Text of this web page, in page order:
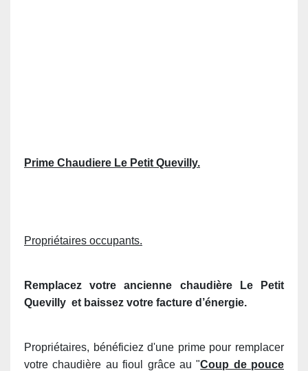
Prime Chaudiere Le Petit Quevilly.
Propriétaires occupants.
Remplacez votre ancienne chaudière
Le Petit
Quevilly et baissez votre facture d’énergie.
Propriétaires, bénéficiez d'une prime pour remplacer
votre chaudière au fioul grâce au "Coup de pouce